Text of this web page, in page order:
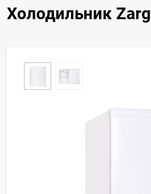
Холодильник